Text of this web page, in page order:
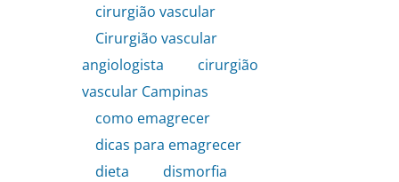
cirurgião vascular
Cirurgião vascular
angiologista
cirurgião
vascular Campinas
como emagrecer
dicas para emagrecer
dieta
dismorfia